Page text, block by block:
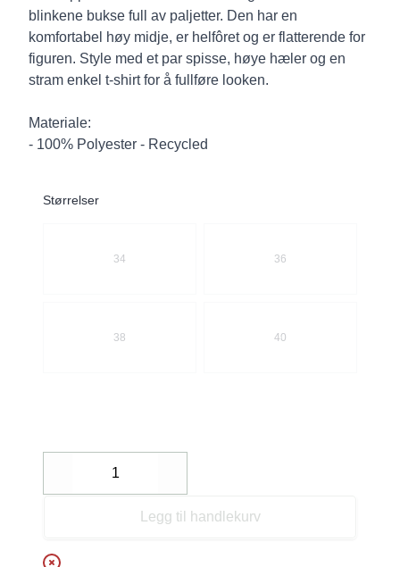
blinkene bukse full av paljetter. Den har en
komfortabel høy midje, er helfôret og er flatterende for
figuren. Style med et par spisse, høye hæler og en
stram enkel t-shirt for å fullføre looken.
Materiale:
- 100% Polyester - Recycled
Størrelser
34 36
38 40
Decrease
Legg til handlekurv